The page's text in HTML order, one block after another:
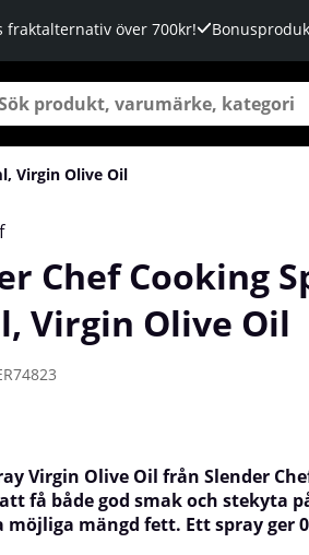
fraktalternativ över 700kr!
Virgin Olive Oil
Chef Cooking
Virgin Olive Oil
Virgin Olive Oil från Slender
få både god smak och stekyta
möjliga mängd fett. Ett spray ger